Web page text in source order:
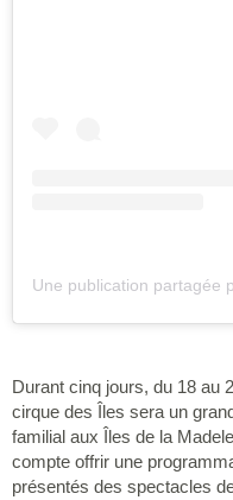
Durant cinq jours, du 18 au
cirque des Îles sera un
familial aux Îles de la
compte offrir une
présentés des spectacles